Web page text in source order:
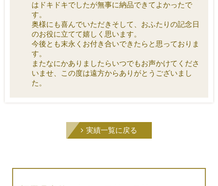
はドキドキでしたが無事に納品できてよかったで
す。
奥様にも喜んでいただきそして、おふたりの記念日
のお役に立てて嬉しく思います。
今後とも末永くお付き合いできたらと思っておりま
す。
またなにかありましたらいつでもお声かけてくださ
いませ、この度は遠方からありがとうございまし
た。
実績一覧に戻る